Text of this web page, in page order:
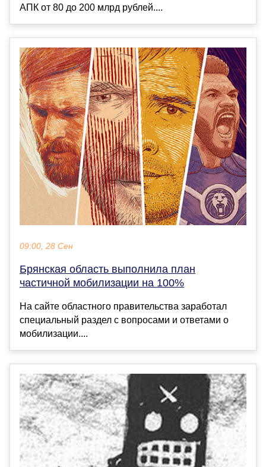
АПК от 80 до 200 млрд рублей....
09:00, 28 Сен
Брянская область выполнила план
частичной мобилизации на 100%
На сайте областного правительства заработал
специальный раздел с вопросами и ответами о
мобилизации....